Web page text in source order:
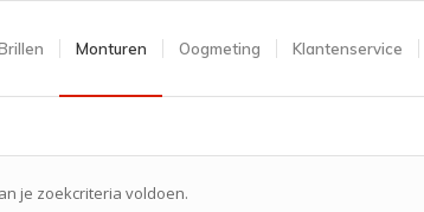
Monturen Oogmeting Klantenservice
je zoekcriteria voldoen.